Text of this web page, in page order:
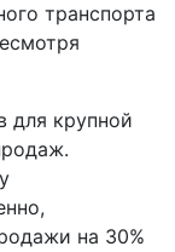
транспорта
для крупной
на 30%